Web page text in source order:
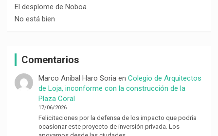
El desplome de Noboa
No está bien
Comentarios
Marco Anibal Haro Soriaen Colegio de Arquitectos
de Loja, inconforme con la construcción de la
Plaza Coral
17/06/2026
Felicitaciones por la defensa de los impacto que podría
ocasionar este proyecto de inversión privada. Los